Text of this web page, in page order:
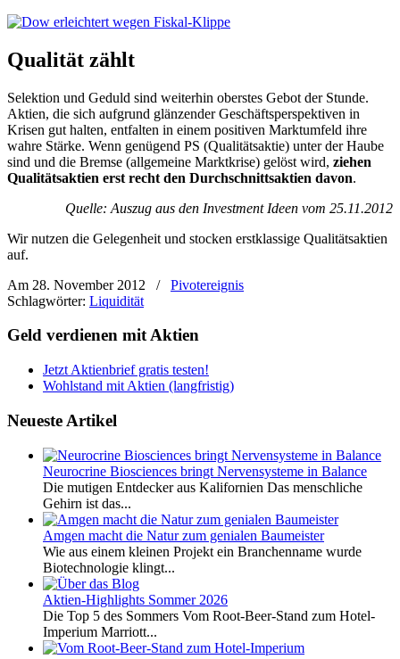
Qualität zählt
Selektion und Geduld sind weiterhin oberstes Gebot der Stunde.
Aktien, die sich aufgrund glänzender Geschäftsperspektiven in
Krisen gut halten, entfalten in einem positiven Marktumfeld ihre
wahre Stärke. Wenn genügend PS (Qualitätsaktie) unter der Haube
sind und die Bremse (allgemeine Marktkrise) gelöst wird, ziehen
Qualitätsaktien erst recht den Durchschnittsaktien davon.
Quelle: Auszug aus den Investment Ideen vom 25.11.2012
Wir nutzen die Gelegenheit und stocken erstklassige Qualitätsaktien
auf.
Am 28. November 2012
/
Pivotereignis
Schlagwörter: Liquidität
Geld verdienen mit Aktien
Jetzt Aktienbrief gratis testen!
Wohlstand mit Aktien (langfristig)
Neueste Artikel
Neurocrine Biosciences bringt Nervensysteme in Balance
Die mutigen Entdecker aus Kalifornien Das menschliche
Gehirn ist das...
Amgen macht die Natur zum genialen Baumeister
Wie aus einem kleinen Projekt ein Branchenname wurde
Biotechnologie klingt...
Aktien-Highlights Sommer 2026
Die Top 5 des Sommers Vom Root-Beer-Stand zum Hotel-
Imperium Marriott...